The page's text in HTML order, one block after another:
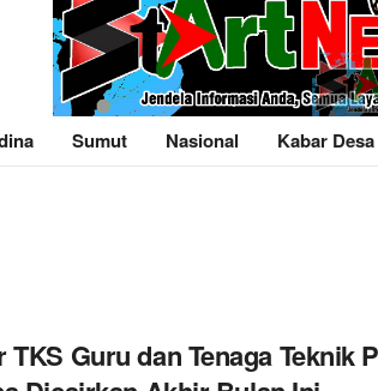
Sumut Nasional Kabar Desa
TKS Guru dan Tenaga Teknik